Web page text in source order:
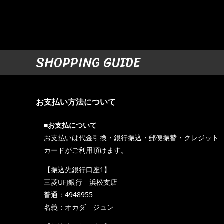
SHOPPING GUIDE
お支払い方法について
■お支払について
お支払いは代金引換・銀行振込・郵便振替・クレジット
カードがご利用頂けます。
【振込先銀行口座1】
三菱UFJ銀行 浜松支店
普通：4948955
名義：オカダ ジュン